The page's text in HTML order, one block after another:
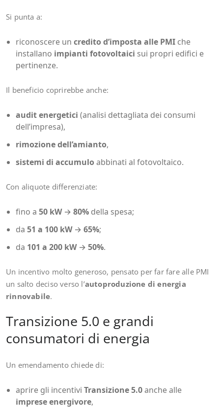
Si punta a:
riconoscere un credito d’imposta alle PMI che
installano impianti fotovoltaici sui propri edifici e
pertinenze.
Il beneficio coprirebbe anche:
audit energetici (analisi dettagliata dei consumi
dell’impresa),
rimozione dell’amianto,
sistemi di accumulo abbinati al fotovoltaico.
Con aliquote differenziate:
fino a 50 kW→ 80% della spesa;
da 51 a 100 kW→ 65%;
da 101 a 200 kW→ 50%.
Un incentivo molto generoso, pensato per far fare alle PMI
un salto deciso verso l’autoproduzione di energia
rinnovabile.
Transizione 5.0 e grandi
consumatori di energia
Un emendamento chiede di:
aprire gli incentivi Transizione 5.0anche alle
imprese energivore,